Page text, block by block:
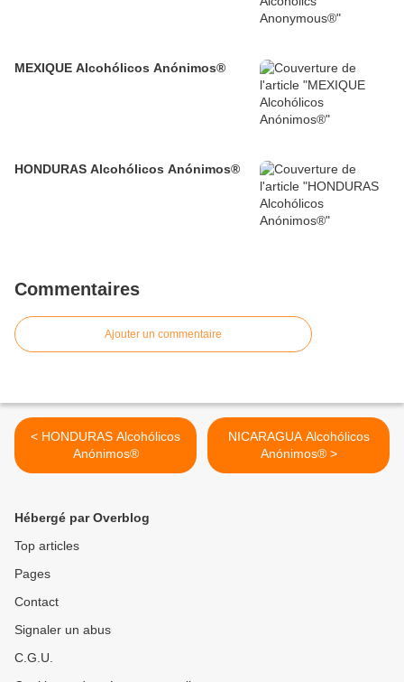
MEXIQUE Alcohólicos Anónimos®
HONDURAS Alcohólicos Anónimos®
Commentaires
Ajouter un commentaire
< HONDURAS Alcohólicos
Anónimos®
NICARAGUA Alcohólicos
Anónimos® >
Hébergé par Overblog
Top articles
Pages
Contact
Signaler un abus
C.G.U.